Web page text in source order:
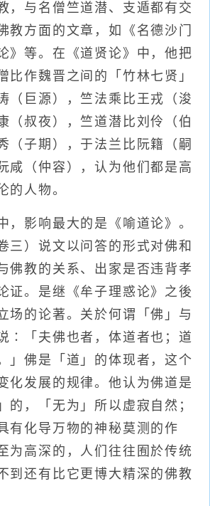
与名僧竺道潜、支遁都有交
教方面的文章，如《名德沙门
》等。在《道贤论》中，他把
比作魏晋之间的「竹林七贤」
（巨源），竺法乘比王戎（浚
（叔夜），竺道潜比刘伶（伯
（子期），于法兰比阮籍（嗣
咸（仲容），认为他们都是高
的人物。
影响最大的是《喻道论》。
三）说文以问答的形式对佛和
佛教的关系、出家是否违背孝
证。是继《牟子理惑论》之後
场的论著。关於何谓「佛」与
∶「夫佛也者，体道者也；道
」佛是「道」的体现者，这个
化发展的规律。他认为佛道是
的，「无为」所以虚寂自然；
有化导万物的神秘莫测的作
为高深的，人们往往囿於传统
到还有比它更博大精深的佛教